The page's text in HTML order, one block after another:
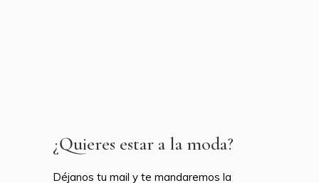
¿Quieres estar a la moda?
Déjanos tu mail y te mandaremos la